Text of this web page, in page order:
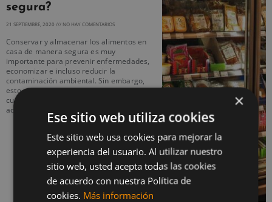
segura?
21 SEPTIEMBRE, 2020 NO HAY COMENTARIOS
Conservar y almacenar los alimentos en
casa de manera segura es muy
importante para prevenir enfermedades,
economizar e incluso reducir la
contaminación ambiental. Sin embargo,
esto no siempre es fácil, especialmente
cuando no tienes los conocimientos
adecuados.
×
Ese sitio web utiliza cookies
Este sitio web usa cookies para mejorar la
experiencia del usuario. Al utilizar nuestro
sitio web, usted acepta todas las cookies
de acuerdo con nuestra Política de
cookies. Más información